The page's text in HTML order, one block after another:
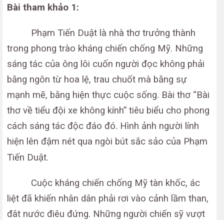
Bài tham khảo 1:
Phạm Tiến Duật là nhà thơ trưởng thành
trong phong trào kháng chiến chống Mỹ. Những
sáng tác của ông lôi cuốn người đọc không phải
bằng ngôn từ hoa lệ, trau chuốt mà bằng sự
mạnh mẽ, bằng hiện thực cuộc sống. Bài thơ “Bài
thơ về tiểu đội xe không kính” tiêu biểu cho phong
cách sáng tác độc đáo đó. Hình ảnh người lính
hiện lên đậm nét qua ngòi bút sắc sảo của Phạm
Tiến Duật.
Cuộc kháng chiến chống Mỹ tàn khốc, ác
liệt đã khiến nhân dân phải rơi vào cảnh lầm than,
đât nước điêu đứng. Những người chiến sỹ vượt